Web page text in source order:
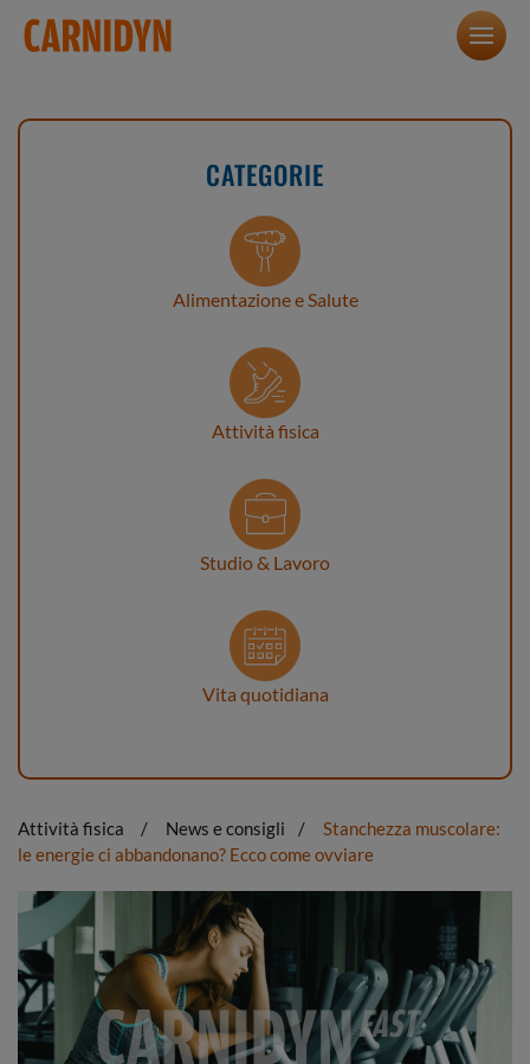
CATEGORIE
Alimentazione e Salute
Attività fisica
Studio & Lavoro
Vita quotidiana
Attività fisica News e consigli
Stanchezza muscolare:
le energie ci abbandonano? Ecco come ovviare